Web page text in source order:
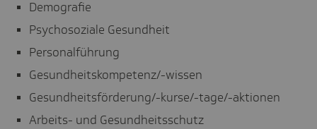
Demografie
Psychosoziale Gesundheit
Personalführung
Gesundheitskompetenz/-wissen
Gesundheitsförderung/-kurse/-tage/-aktionen
Arbeits- und Gesundheitsschutz